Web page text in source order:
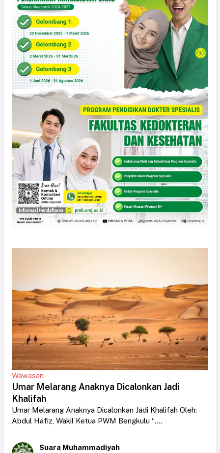
Wawasan
Umar Melarang Anaknya Dicalonkan Jadi
Khalifah
Umar Melarang Anaknya Dicalonkan Jadi Khalifah Oleh:
Abdul Hafiz, Wakil Ketua PWM Bengkulu “....
Suara Muhammadiyah